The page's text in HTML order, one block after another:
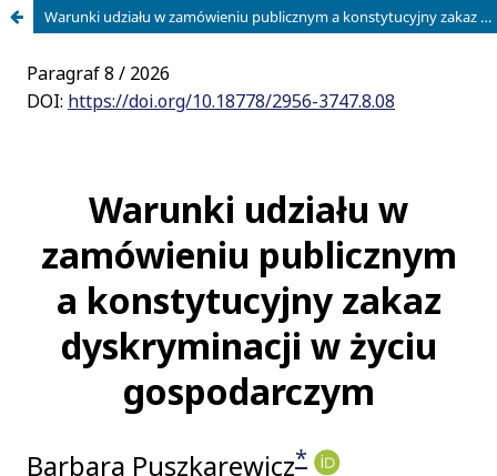
Warunki udziału w zamówieniu publicznym a konstytucyjny zakaz dyskryminacji w życiu gospodarczym